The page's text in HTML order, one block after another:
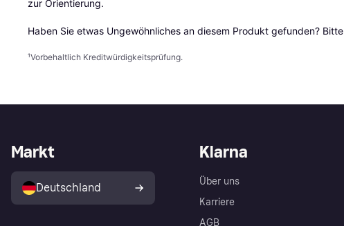
zur Orientierung.
Haben Sie etwas Ungewöhnliches an diesem Produkt gefunden? Bitte
¹Vorbehaltlich Kreditwürdigkeitsprüfung.
Klarna
Über uns
Karriere
AGB
Markt
Deutschland